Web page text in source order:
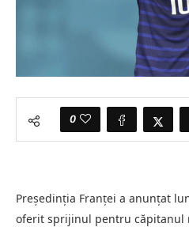
0
Președinția Franței a anunțat
oferit sprijinul pentru căpitanul